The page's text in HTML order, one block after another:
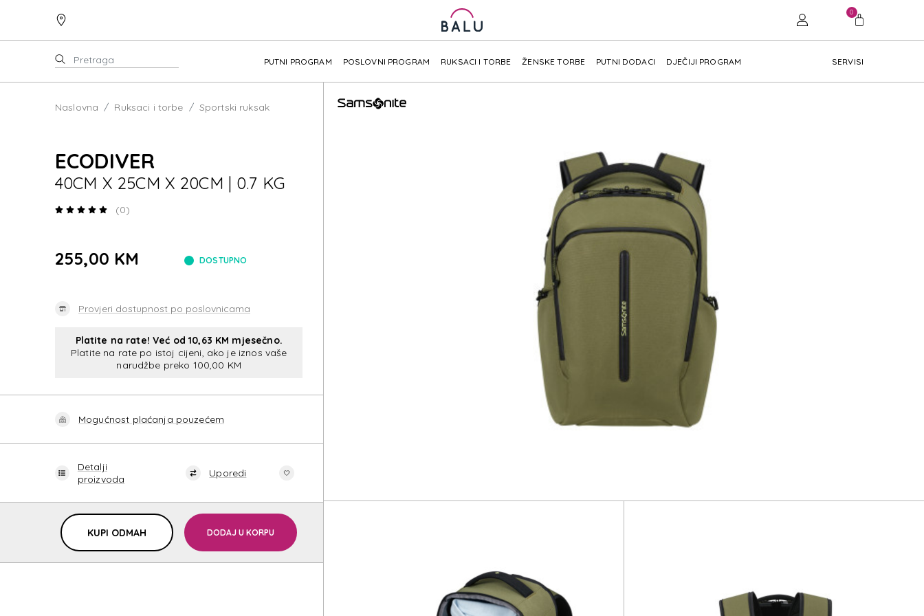
0
PUTNI PROGRAM POSLOVNI PROGRAM RUKSACI I TORBE ŽENSKE TORBE PUTNI DODACI DJEČIJI PROGRAM SERVISI
Naslovna Ruksaci i torbe Sportski ruksak
ECODIVER
40CM X 25CM X 20CM | 0.7 KG
(0)
255,00 KM DOSTUPNO
Provjeri dostupnost po poslovnicama
Platite na rate! Već od 10,63 KM mjesečno.
Platite na rate po istoj cijeni, ako je iznos vaše
narudžbe preko 100,00 KM
Mogućnost plaćanja pouzećem
Detalji
proizvoda
Uporedi
KUPI ODMAH DODAJ U KORPU